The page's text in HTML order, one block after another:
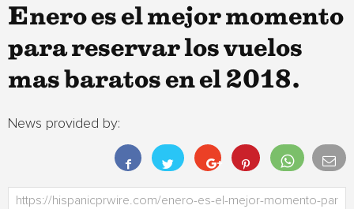
Enero es el mejor momento
para reservar los vuelos
mas baratos en el 2018.
News provided by: